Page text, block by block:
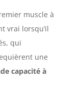
muscle à
vrai lorsqu’il
qui
une
capacité à